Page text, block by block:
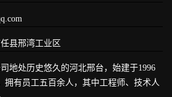
县邢湾工业区
地处历史悠久的河北邢台，始建于1996
拥有员工五百余人，其中工程师、技术人